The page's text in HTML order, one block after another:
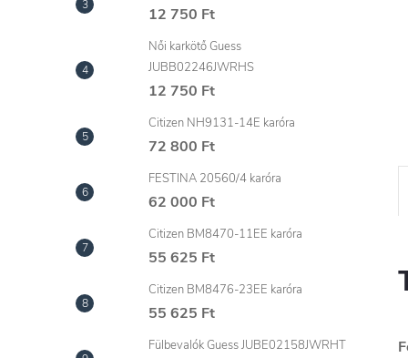
12 750 Ft
Női karkötő Guess
JUBB02246JWRHS
12 750 Ft
Citizen NH9131-14E karóra
72 800 Ft
FESTINA 20560/4 karóra
62 000 Ft
Citizen BM8470-11EE karóra
55 625 Ft
Citizen BM8476-23EE karóra
55 625 Ft
Fülbevalók Guess JUBE02158JWRHT